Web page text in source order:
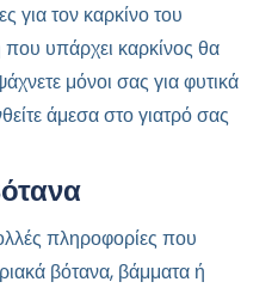
για τον καρκίνο του
υπάρχει καρκίνος θα
μόνοι σας για φυτικά
άμεσα στο γιατρό σας
πληροφορίες που
βότανα, βάμματα ή